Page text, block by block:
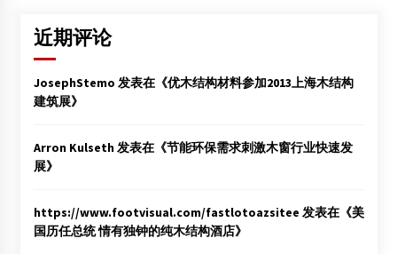
近期评论
JosephStemo 发表在《优木结构材料参加2013上海木结构
建筑展》
Arron Kulseth发表在《节能环保需求刺激木窗行业快速发
展》
https://www.footvisual.com/fastlotoazsitee 发表在《美
国历任总统 情有独钟的纯木结构酒店》